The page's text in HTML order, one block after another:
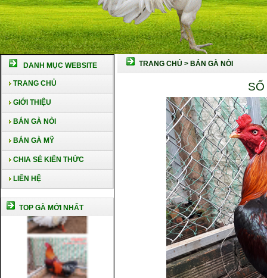
DANH MỤC WEBSITE
TRANG CHỦ
GIỚI THIỆU
BÁN GÀ NÒI
BÁN GÀ MỸ
CHIA SẺ KIẾN THỨC
LIÊN HỆ
TOP GÀ MỚI NHẤT
TRANG CHỦ > BÁN GÀ NÒI